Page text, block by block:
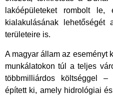
lakóépületeket rombolt le,
kialakulásának lehetőségét
területeire is.
A magyar állam az eseményt
munkálatokon túl a teljes
többmilliárdos költséggel
épített ki, amely hidrológiai